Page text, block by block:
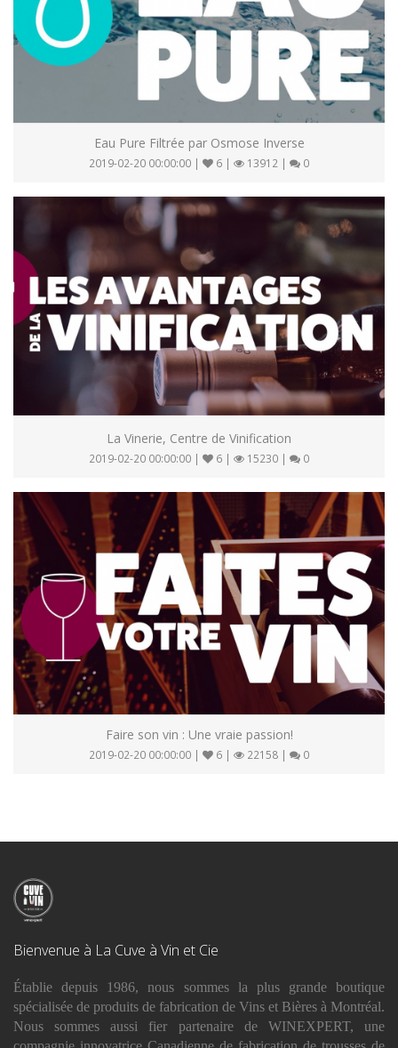
Eau Pure Filtrée par Osmose Inverse
2019-02-20 00:00:00 | 6 | 13912 | 0
La Vinerie, Centre de Vinification
2019-02-20 00:00:00 | 6 | 15230 | 0
Faire son vin : Une vraie passion!
2019-02-20 00:00:00 | 6 | 22158 | 0
Bienvenue à La Cuve à Vin et Cie
Établie depuis 1986, nous sommes la plus grande boutique
spécialisée de produits de fabrication de Vins et Bières à Montréal.
Nous sommes aussi fier partenaire de WINEXPERT, une